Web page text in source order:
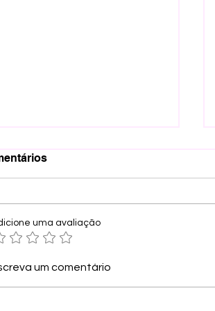
quais leis
em situação de
uma avaliação
um comentário